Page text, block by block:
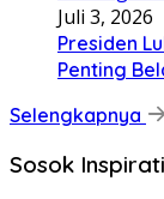
Juli 3, 2026
Presiden
Penting
Selengkapnya
Sosok